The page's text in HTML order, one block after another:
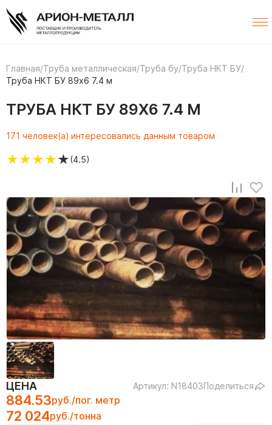
Главная/Труба металлическая/Труба бу/Труба НКТ БУ/
Труба НКТ БУ 89х6 7.4 м
ТРУБА НКТ БУ 89Х6 7.4 М
171 человек(а) интересовались данным товаром
★★★★★(4.5)
ЦЕНА Артикул: N18403Поделиться
884.53руб./пог. метр
72 024руб./тонна